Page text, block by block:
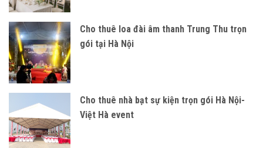
Cho thuê loa đài âm thanh Trung Thu trọn
gói tại Hà Nội
Cho thuê nhà bạt sự kiện trọn gói Hà Nội-
Việt Hà event